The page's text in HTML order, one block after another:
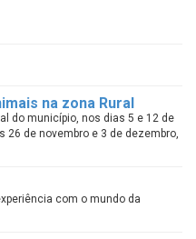
na zona Rural
do município, nos dias 5 e 12 de
26 de novembro e 3 de dezembro,
com o mundo da